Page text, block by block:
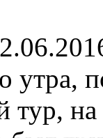
утра,
тур, на